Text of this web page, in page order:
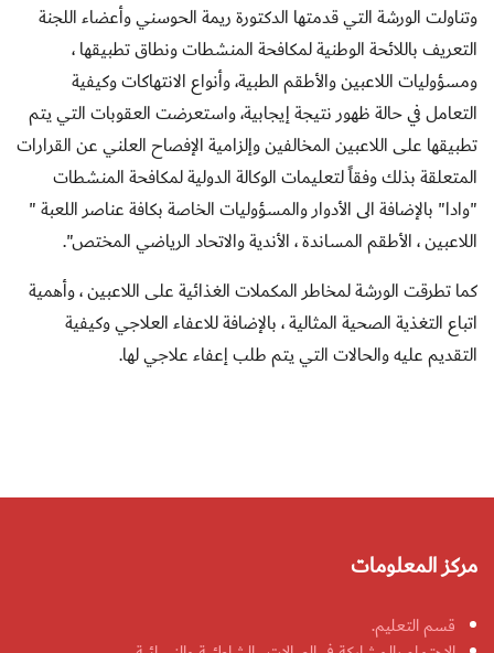
وتناولت الورشة التي قدمتها الدكتورة ريمة الحوسني وأعضاء اللجنة
التعريف باللائحة الوطنية لمكافحة المنشطات ونطاق تطبيقها ،
ومسؤوليات اللاعبين والأطقم الطبية، وأنواع الانتهاكات وكيفية
التعامل في حالة ظهور نتيجة إيجابية، واستعرضت العقوبات التي يتم
تطبيقها على اللاعبين المخالفين وإلزامية الإفصاح العلني عن القرارات
المتعلقة بذلك وفقاً لتعليمات الوكالة الدولية لمكافحة المنشطات
"وادا" بالإضافة الى الأدوار والمسؤوليات الخاصة بكافة عناصر اللعبة "
اللاعبين ، الأطقم المساندة ، الأندية والاتحاد الرياضي المختص".
كما تطرقت الورشة لمخاطر المكملات الغذائية على اللاعبين ، وأهمية
اتباع التغذية الصحية المثالية ، بالإضافة للاعفاء العلاجي وكيفية
التقديم عليه والحالات التي يتم طلب إعفاء علاجي لها.
مركز المعلومات
قسم التعليم.